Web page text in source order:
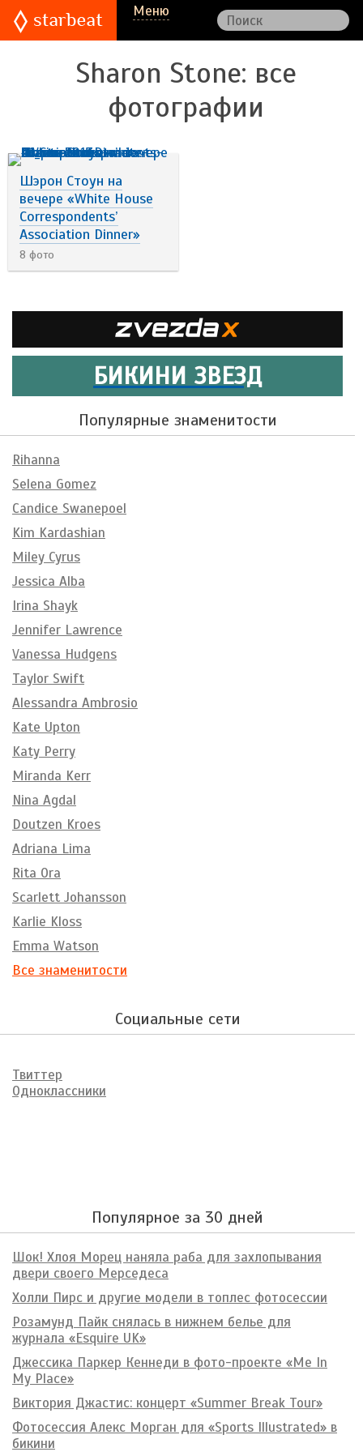
Меню
Sharon Stone: все
фотографии
Шэрон Стоун на
вечере «White House
Correspondents’
Association Dinner»
8 фото
БИКИНИ ЗВЕЗД
Популярные знаменитости
Rihanna
Selena Gomez
Candice Swanepoel
Kim Kardashian
Miley Cyrus
Jessica Alba
Irina Shayk
Jennifer Lawrence
Vanessa Hudgens
Taylor Swift
Alessandra Ambrosio
Kate Upton
Katy Perry
Miranda Kerr
Nina Agdal
Doutzen Kroes
Adriana Lima
Rita Ora
Scarlett Johansson
Karlie Kloss
Emma Watson
Все знаменитости
Социальные сети
Твиттер
Одноклассники
Популярное за 30 дней
Шок! Хлоя Морец наняла раба для захлопывания
двери своего Мерседеса
Холли Пирс и другие модели в топлес фотосессии
Розамунд Пайк снялась в нижнем белье для
журнала «Esquire UK»
Джессика Паркер Кеннеди в фото-проекте «Me In
My Place»
Виктория Джастис: концерт «Summer Break Tour»
Фотосессия Алекс Морган для «Sports Illustrated» в
бикини